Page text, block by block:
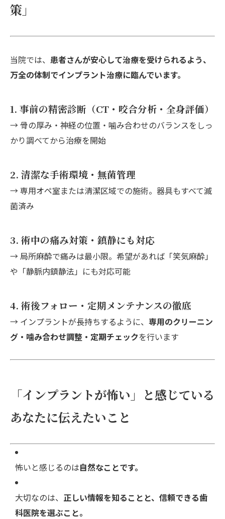
策」
当院では、 患者さんが安心して治療を受けられるよう、
万全の体制でインプラント治療に臨んでいます。
1. 事前の精密診断（CT・咬合分析・全身評価）
→ 骨の厚み・神経の位置・噛み合わせのバランスをしっ
かり調べてから治療を開始
2. 清潔な手術環境・無菌管理
→ 専用オペ室または清潔区域での施術。器具もすべて滅
菌済み
3. 術中の痛み対策・鎮静にも対応
→ 局所麻酔で痛みは最小限。希望があれば「笑気麻酔」
や「静脈内鎮静法」にも対応可能
4. 術後フォロー・定期メンテナンスの徹底
→ インプラントが長持ちするように、 専用のクリーニン
グ・噛み合わせ調整・定期チェックを行います
「インプラントが怖い」と感じている
あなたに伝えたいこと
怖いと感じるのは自然なことです。
大切なのは、 正しい情報を知ることと、信頼できる歯
科医院を選ぶこと。